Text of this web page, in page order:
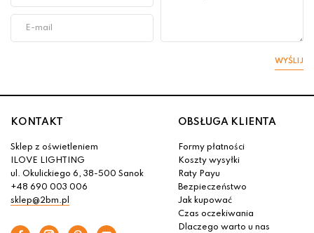
WYŚLIJ
KONTAKT
Sklep z oświetleniem
ILOVE LIGHTING
ul. Okulickiego 6, 38-500 Sanok
+48 690 003 006
sklep@2bm.pl
OBSŁUGA KLIENTA
Formy płatności
Koszty wysyłki
Raty Payu
Bezpieczeństwo
Jak kupować
Czas oczekiwania
Dlaczego warto u nas